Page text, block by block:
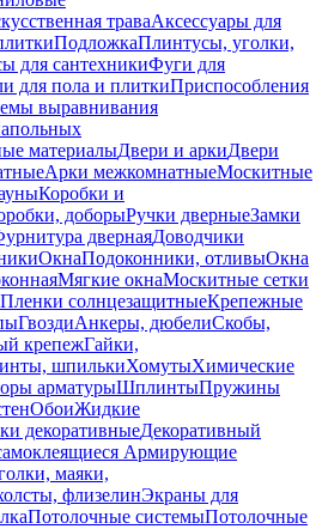
траваАксессуары для
ПодложкаПлинтусы, уголки,
для сантехникиФуги для
для пола и плиткиПриспособления
выравнивания
материалыДвери и аркиДвери
Арки межкомнатныеМоскитные
Коробки и
доборыРучки дверныеЗамки
двернаяДоводчики
ОкнаПодоконники, отливыОкна
Мягкие окнаМоскитные сетки
Пленки солнцезащитныеКрепежные
ГвоздиАнкеры, дюбелиСкобы,
крепежГайки,
шпилькиХомутыХимические
арматурыШплинтыПружины
ОбоиЖидкие
декоративныеДекоративный
Армирующие
маяки,
флизелинЭкраны для
Потолочные системыПотолочные